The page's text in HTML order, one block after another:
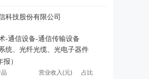
科技股份有限公司
-通信设备-通信传输设备
统、光纤光缆、光电子器件
报）
营业收入(元)
占比